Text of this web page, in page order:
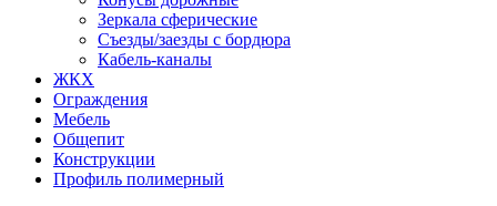
Зеркала сферические
Съезды/заезды с бордюра
Кабель-каналы
ЖКХ
Ограждения
Мебель
Общепит
Конструкции
Профиль полимерный